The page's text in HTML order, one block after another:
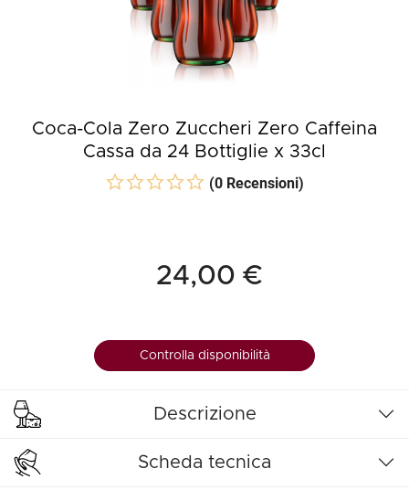
Coca-Cola Zero Zuccheri Zero Caffeina
Cassa da 24 Bottiglie x 33cl
(0 Recensioni)
24,00 €
Controlla disponibilità
Descrizione
Scheda tecnica